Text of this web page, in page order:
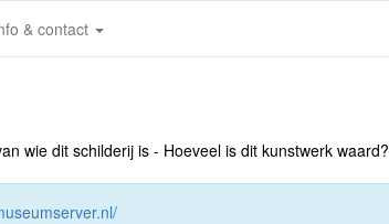
& contact
wie dit schilderij is - Hoeveel is dit kunstwerk waard?